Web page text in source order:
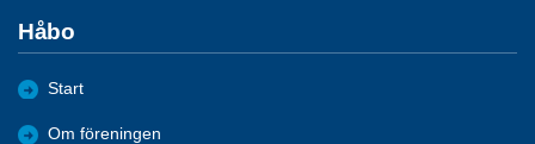
Håbo
Start
Om föreningen